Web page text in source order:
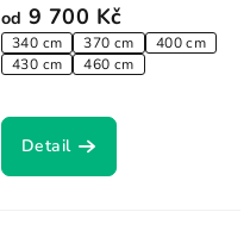
od 9 700 Kč
340 cm 370 cm
400 cm
430 cm
460 cm
Detail